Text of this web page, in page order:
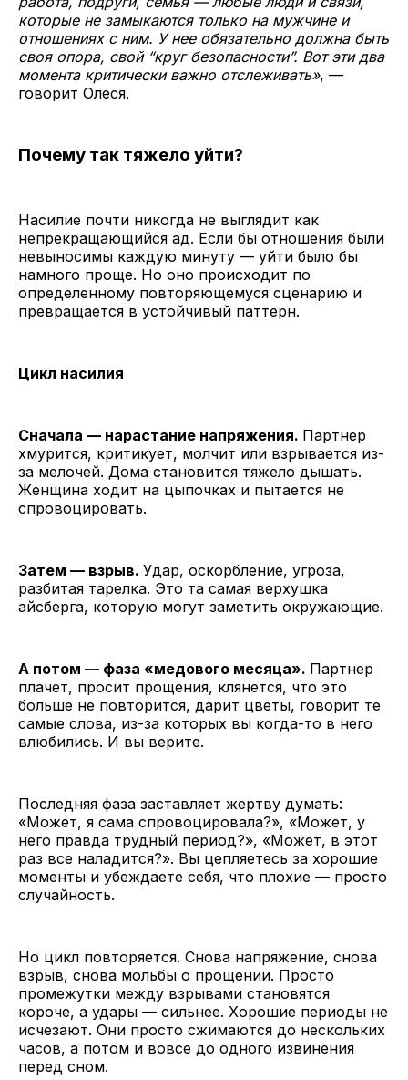
которые не замыкаются только на мужчине и
отношениях с ним. У нее обязательно должна быть
своя опора, свой “круг безопасности”. Вот эти два
момента критически важно отслеживать», —
говорит Олеся.
Почему так тяжело уйти?
Насилие почти никогда не выглядит как
непрекращающийся ад. Если бы отношения были
невыносимы каждую минуту — уйти было бы
намного проще. Но оно происходит по
определенному повторяющемуся сценарию и
превращается в устойчивый паттерн.
Цикл насилия
Сначала — нарастание напряжения. Партнер
хмурится, критикует, молчит или взрывается из-
за мелочей. Дома становится тяжело дышать.
Женщина ходит на цыпочках и пытается не
спровоцировать.
Затем — взрыв. Удар, оскорбление, угроза,
разбитая тарелка. Это та самая верхушка
айсберга, которую могут заметить окружающие.
А потом — фаза «медового месяца». Партнер
плачет, просит прощения, клянется, что это
больше не повторится, дарит цветы, говорит те
самые слова, из-за которых вы когда-то в него
влюбились. И вы верите.
Последняя фаза заставляет жертву думать:
«Может, я сама спровоцировала?», «Может, у
него правда трудный период?», «Может, в этот
раз все наладится?». Вы цепляетесь за хорошие
моменты и убеждаете себя, что плохие — просто
случайность.
Но цикл повторяется. Снова напряжение, снова
взрыв, снова мольбы о прощении. Просто
промежутки между взрывами становятся
короче, а удары — сильнее. Хорошие периоды не
исчезают. Они просто сжимаются до нескольких
часов, а потом и вовсе до одного извинения
перед сном.